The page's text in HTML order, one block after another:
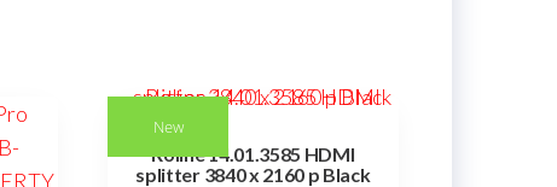
New
Roline 14.01.3585 HDMI
splitter 3840 x 2160 p Black